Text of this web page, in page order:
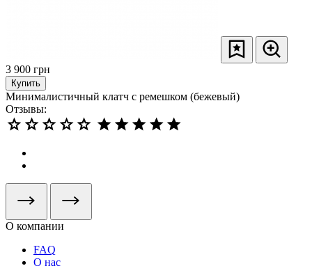
3 900 грн
Купить
Минималистичный клатч с ремешком (бежевый)
Отзывы:
О компании
FAQ
О нас